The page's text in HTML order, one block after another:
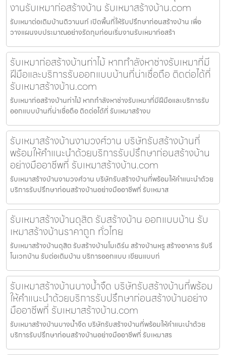
งานรับเหมาก่อสร้างบ้าน รับเหมาสร้างบ้าน.com
รับเหมาต่อเติมบ้านติวานนท์ เปิดพื้นที่ให้รับปรึกษาก่อนสร้างบ้าน เพื่อ
วางแผนงบประมาณอย่างรัดกุมก่อนเริ่มงานรับเหมาก่อสร้า
รับเหมาก่อสร้างบ้านท่าไม้ หากกำลังหาช่างรับเหมาที่มี
ฝีมือและบริการรับออกแบบบ้านที่น่าเชื่อถือ ติดต่อได้ที่
รับเหมาสร้างบ้าน.com
รับเหมาก่อสร้างบ้านท่าไม้ หากกำลังหาช่างรับเหมาที่มีฝีมือและบริการรับ
ออกแบบบ้านที่น่าเชื่อถือ ติดต่อได้ที่ รับเหมาสร้างบ
รับเหมาสร้างบ้านงามวงศ์วาน บริษัทรับสร้างบ้านที่
พร้อมให้คำแนะนำด้วยบริการรับปรึกษาก่อนสร้างบ้าน
อย่างมืออาชีพที่ รับเหมาสร้างบ้าน.com
รับเหมาสร้างบ้านงามวงศ์วาน บริษัทรับสร้างบ้านที่พร้อมให้คำแนะนำด้วย
บริการรับปรึกษาก่อนสร้างบ้านอย่างมืออาชีพที่ รับเหมาส
รับเหมาสร้างบ้านดุสิต รับสร้างบ้าน ออกแบบบ้าน รับ
เหมาสร้างบ้านราคาถูก ทั่วไทย
รับเหมาสร้างบ้านดุสิต รับสร้างบ้านโมเดิร์น สร้างบ้านหรู สร้างอาคาร รับรี
โนเวทบ้าน รับต่อเติมบ้าน บริการออกแบบ เขียนแบบก่
รับเหมาสร้างบ้านบางน้ำจืด บริษัทรับสร้างบ้านที่พร้อม
ให้คำแนะนำด้วยบริการรับปรึกษาก่อนสร้างบ้านอย่าง
มืออาชีพที่ รับเหมาสร้างบ้าน.com
รับเหมาสร้างบ้านบางน้ำจืด บริษัทรับสร้างบ้านที่พร้อมให้คำแนะนำด้วย
บริการรับปรึกษาก่อนสร้างบ้านอย่างมืออาชีพที่ รับเหมาสร